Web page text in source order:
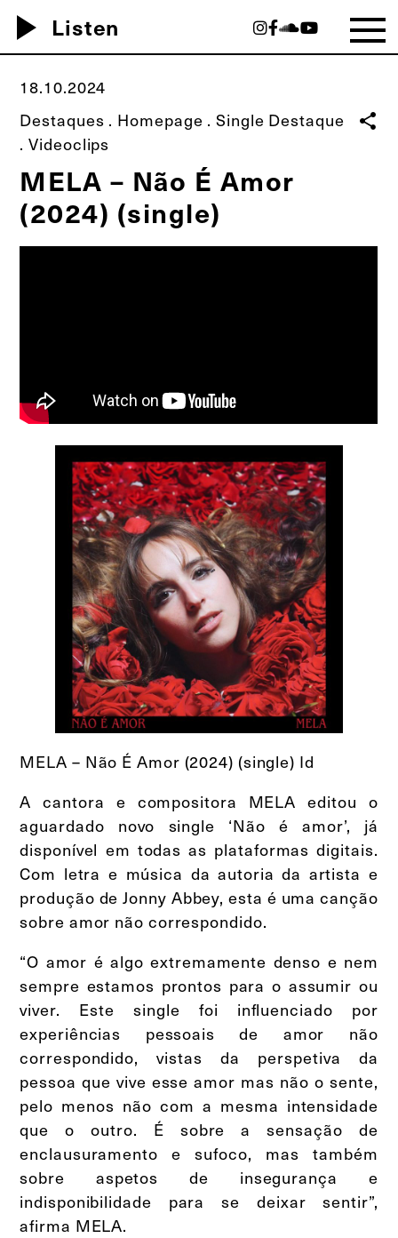
play_arrow Listen
18.10.2024
Destaques . Homepage .Single Destaque
.Videoclips
share
MELA – Não É Amor
(2024) (single)
MELA – Não É Amor (2024) (single) Id
A cantora e compositora MELA editou o
aguardado novo single ‘Não é amor’, já
disponível em todas as plataformas digitais.
Com letra e música da autoria da artista e
produção de Jonny Abbey, esta é uma canção
sobre amor não correspondido.
“O amor é algo extremamente denso e nem
sempre estamos prontos para o assumir ou
viver. Este single foi influenciado por
experiências pessoais de amor não
correspondido, vistas da perspetiva da
pessoa que vive esse amor mas não o sente,
pelo menos não com a mesma intensidade
que o outro. É sobre a sensação de
enclausuramento e sufoco, mas também
sobre aspetos de insegurança e
indisponibilidade para se deixar sentir”,
afirma MELA.